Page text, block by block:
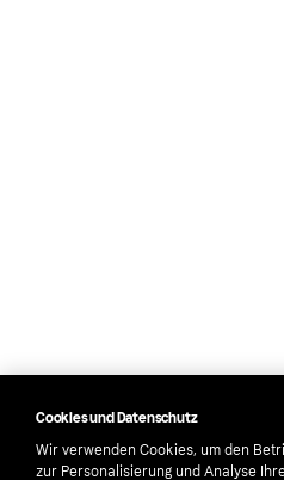
Cookies und Datenschutz
Wir verwenden Cookies, um den
zur Personalisierung und Analyse